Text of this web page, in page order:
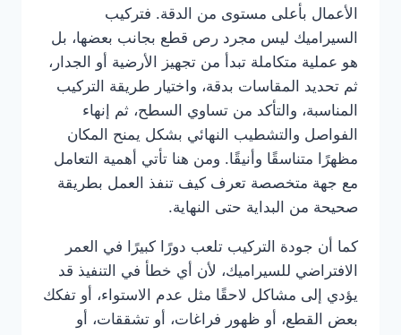
الأعمال بأعلى مستوى من الدقة. فتركيب
السيراميك ليس مجرد رص قطع بجانب بعضها، بل
هو عملية متكاملة تبدأ من تجهيز الأرضية أو الجدار،
ثم تحديد المقاسات بدقة، واختيار طريقة التركيب
المناسبة، والتأكد من تساوي السطح، ثم إنهاء
الفواصل والتشطيب النهائي بشكل يمنح المكان
مظهرًا متناسقًا وأنيقًا. ومن هنا تأتي أهمية التعامل
مع جهة متخصصة تعرف كيف تنفذ العمل بطريقة
صحيحة من البداية حتى النهاية.
كما أن جودة التركيب تلعب دورًا كبيرًا في العمر
الافتراضي للسيراميك، لأن أي خطأ في التنفيذ قد
يؤدي إلى مشاكل لاحقًا مثل عدم الاستواء، أو تفكك
بعض القطع، أو ظهور فراغات، أو تشققات، أو